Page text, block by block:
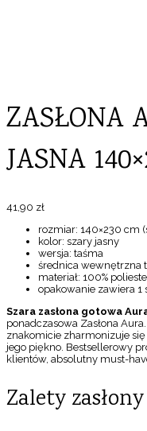
ZASŁONA
JASNA
41,90 zł
rozmiar: 140×230 cm
kolor: szary jasny
wersja: taśma
średnica wewnętrzna
materiał: 100%
opakowanie zawiera 1
Szara zasłona gotowa
ponadczasowa Zasłona
znakomicie zharmonizuje
jego piękno. Bestsellerowy
klientów, absolutny must-
Zalety